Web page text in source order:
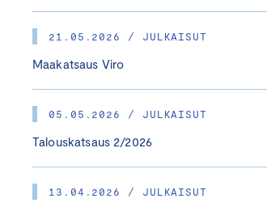
21.05.2026 / JULKAISUT
Maakatsaus Viro
05.05.2026 / JULKAISUT
Talouskatsaus 2/2026
13.04.2026 / JULKAISUT